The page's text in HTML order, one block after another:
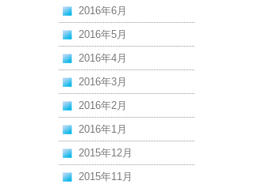
2016年6月
2016年5月
2016年4月
2016年3月
2016年2月
2016年1月
2015年12月
2015年11月